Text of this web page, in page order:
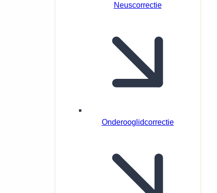
Neuscorrectie
Onderooglidcorrectie